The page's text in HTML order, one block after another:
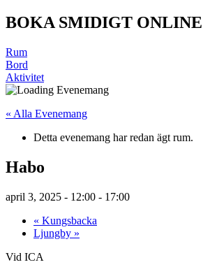
BOKA SMIDIGT ONLINE
Rum
Bord
Aktivitet
« Alla Evenemang
Detta evenemang har redan ägt rum.
Habo
april 3, 2025 - 12:00 - 17:00
« Kungsbacka
Ljungby »
Vid ICA